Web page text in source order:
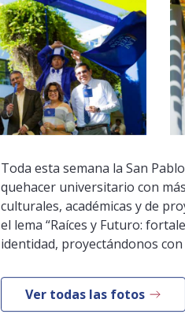
Toda esta semana la San
quehacer universitario con
culturales, académicas y de
el lema “Raíces y Futuro:
identidad, proyectándonos con
Ver todas las fotos